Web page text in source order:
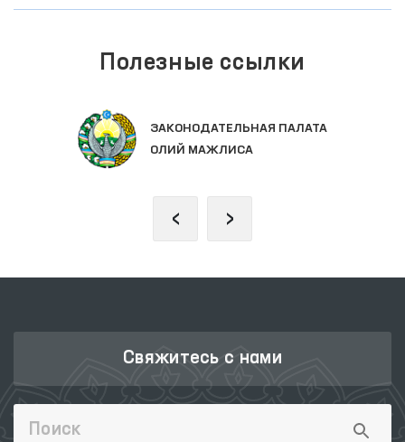
Полезные ссылки
ЗАКОНОДАТЕЛЬНАЯ ПАЛАТА
ОЛИЙ МАЖЛИСА
‹ ›
Свяжитесь с нами